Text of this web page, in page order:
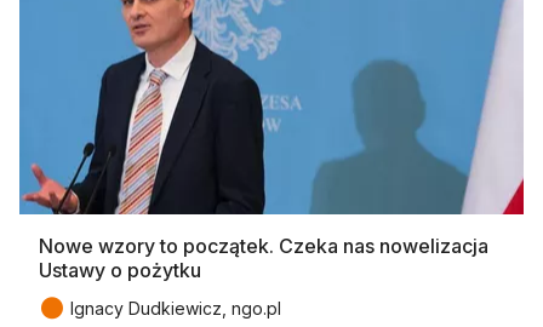
Nowe wzory to początek. Czeka nas nowelizacja
Ustawy o pożytku
● Ignacy Dudkiewicz, ngo.pl